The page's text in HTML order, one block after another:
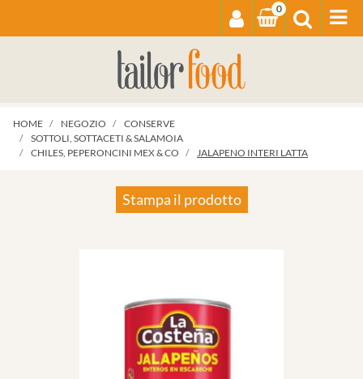
0
HOME NEGOZIO
CONSERVE
SOTTOLI, SOTTACETI & SALAMOIA
CHILES, PEPERONCINI MEX & CO
JALAPENO INTERI LATTA
Stampa il prodotto